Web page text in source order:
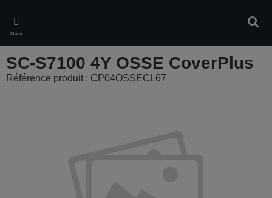
main
content
Menu
SC-S7100 4Y OSSE CoverPlus
Référence produit : CP04OSSECL67